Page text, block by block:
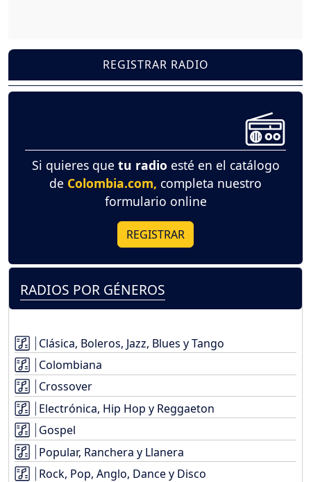
REGISTRAR RADIO
Si quieres que tu radio esté en el catálogo
de Colombia.com, completa nuestro
formulario online
REGISTRAR
RADIOS POR GÉNEROS
Clásica, Boleros, Jazz, Blues y Tango
Colombiana
Crossover
Electrónica, Hip Hop y Reggaeton
Gospel
Popular, Ranchera y Llanera
Rock, Pop, Anglo, Dance y Disco